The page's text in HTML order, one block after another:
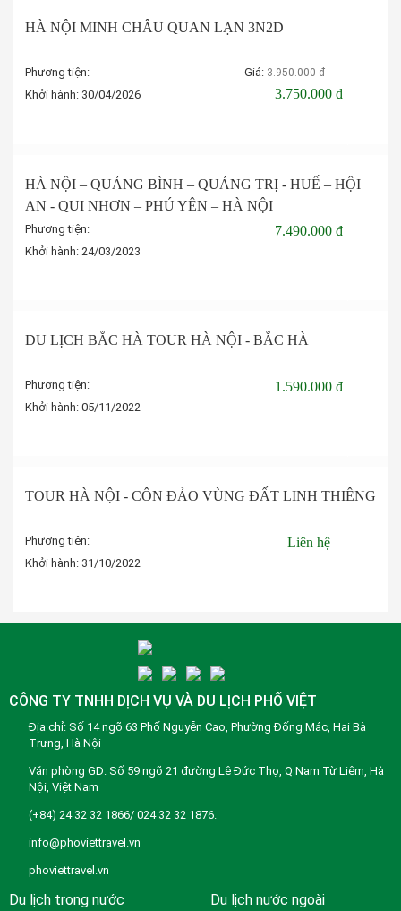
HÀ NỘI MINH CHÂU QUAN LẠN 3N2D
Phương tiện:
Khởi hành: 30/04/2026
Giá:3.950.000 đ
3.750.000 đ
HÀ NỘI – QUẢNG BÌNH – QUẢNG TRỊ - HUẾ – HỘI
AN - QUI NHƠN – PHÚ YÊN – HÀ NỘI
Phương tiện:
Khởi hành: 24/03/2023
7.490.000 đ
DU LỊCH BẮC HÀ TOUR HÀ NỘI - BẮC HÀ
Phương tiện:
Khởi hành: 05/11/2022
1.590.000 đ
TOUR HÀ NỘI - CÔN ĐẢO VÙNG ĐẤT LINH THIÊNG
Phương tiện:
Khởi hành: 31/10/2022
Liên hệ
CÔNG TY TNHH DỊCH VỤ VÀ DU LỊCH PHỐ VIỆT
Địa chỉ: Số 14 ngõ 63 Phố Nguyễn Cao, Phường Đống Mác, Hai Bà
Trưng, Hà Nội
Văn phòng GD: Số 59 ngõ 21 đường Lê Đức Thọ, Q Nam Từ Liêm, Hà
Nội, Việt Nam
(+84) 24 32 32 1866/ 024 32 32 1876.
info@phoviettravel.vn
phoviettravel.vn
Du lịch trong nước Du lịch nước ngoài